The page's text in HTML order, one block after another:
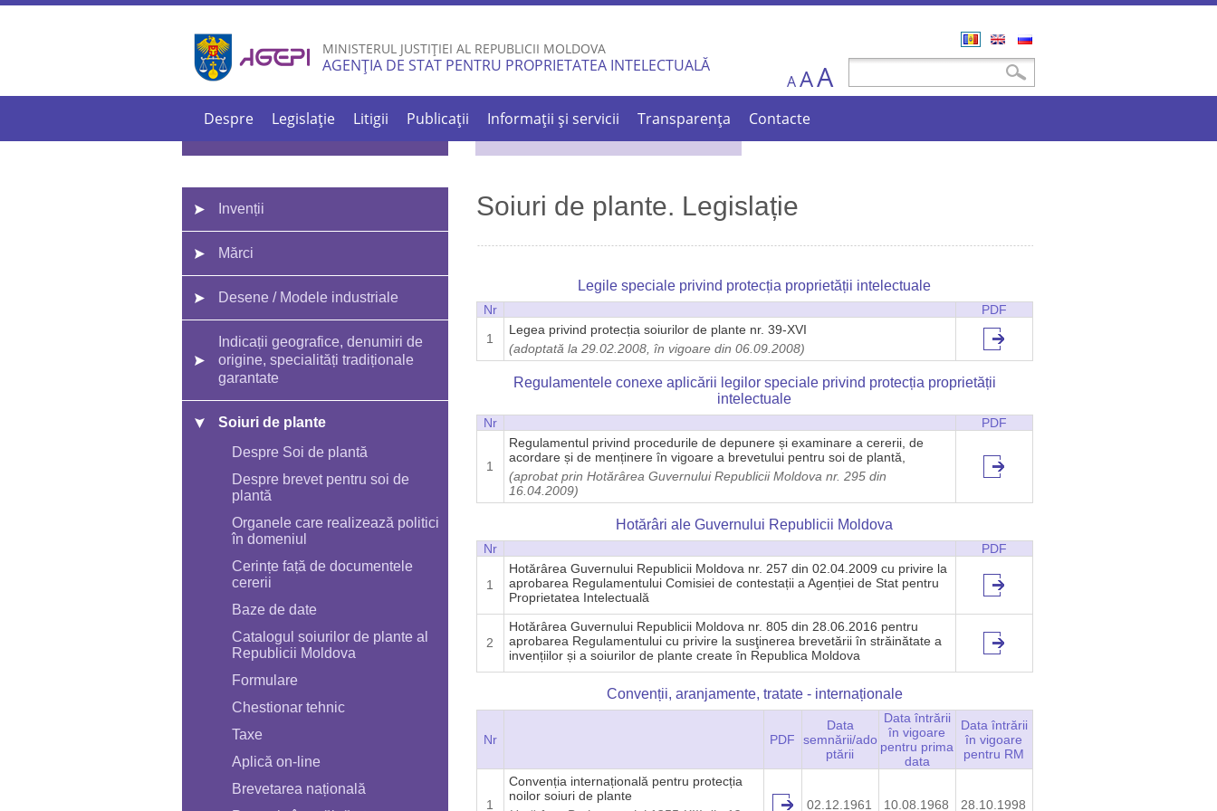
Skip to
content
MINISTERUL JUSTIȚIEI AL REPUBLICII MOLDOVA
AGENȚIA DE STAT PENTRU PROPRIETATEA INTELECTUALĂ Căutare
A AA
Despre Legislație Litigii Publicații Informații și servicii Transparența Contacte
Invenții
Mărci
Desene / Modele industriale
Indicații geografice, denumiri de
origine, specialități tradiționale
garantate
Soiuri de plante
Despre Soi de plantă
Despre brevet pentru soi de
plantă
Organele care realizează politici
în domeniul
Cerințe față de documentele
cererii
Baze de date
Catalogul soiurilor de plante al
Republicii Moldova
Formulare
Chestionar tehnic
Taxe
Aplică on-line
Brevetarea națională
Soiuri de plante. Legislație
Legile speciale privind protecția proprietății intelectuale
Nr
PDF
1
Legea privind protecția soiurilor de plante nr. 39-XVI
(adoptată la 29.02.2008, în vigoare din 06.09.2008)
Regulamentele conexe aplicării legilor speciale privind protecția proprietății
intelectuale
Nr PDF
1
Regulamentul privind procedurile de depunere și examinare a cererii, de
acordare și de menținere în vigoare a brevetului pentru soi de plantă,
(aprobat prin Hotărârea Guvernului Republicii Moldova nr. 295 din
16.04.2009)
Hotărâri ale Guvernului Republicii Moldova
Nr PDF
1
Hotărârea Guvernului Republicii Moldova nr. 257 din 02.04.2009 cu privire la
aprobarea Regulamentului Comisiei de contestații a Agenției de Stat pentru
Proprietatea Intelectuală
2
Hotărârea Guvernului Republicii Moldova nr. 805 din 28.06.2016 pentru
aprobarea Regulamentului cu privire la susţinerea brevetării în străinătate a
invențiilor și a soiurilor de plante create în Republica Moldova
Convenții, aranjamente, tratate - internaționale
Nr PDF
Data
semnării/ado
ptării
Data întrării
în vigoare
pentru prima
data
Data întrării
în vigoare
pentru RM
1
Convenția internațională pentru protecția
noilor soiuri de plante
02.12.1961 10.08.1968 28.10.1998